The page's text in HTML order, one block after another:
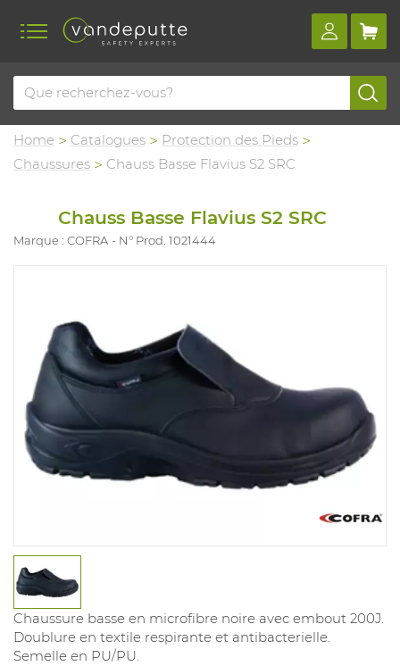
Home Catalogues
Protection des Pieds
Chaussures
Chauss Basse Flavius S2 SRC
Chauss Basse Flavius S2 SRC
Marque : COFRA N° Prod. 1021444
Chaussure basse en microfibre noire avec embout 200J.
Doublure en textile respirante et antibacterielle.
Semelle en PU/PU.